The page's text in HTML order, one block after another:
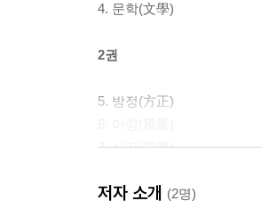
4. 문학(文學)
2권
5. 방정(方正)
7. 식감(識鑒)
9. 품조(品藻)
저자 소개 (2명)